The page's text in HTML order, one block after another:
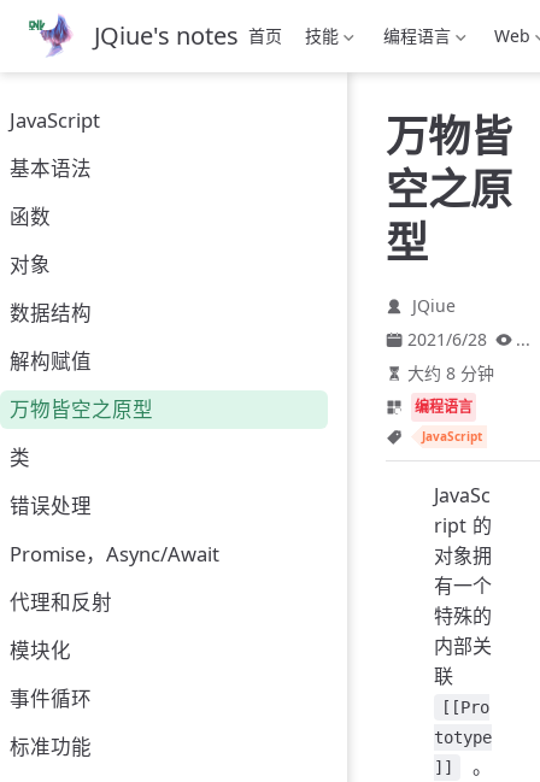
跳
主
內
容
JQiue's notes 首页 技能 编程语言 Web
JavaScript
基本语法
函数
对象
数据结构
解构赋值
万物皆空之原型
类
错误处理
Promise，Async/Await
代理和反射
模块化
事件循环
标准功能
万物皆
空之原
型
JQiue
2021/6/28
...
大约 8 分钟
编程语言
JavaScript
JavaSc
ript 的
对象拥
有一个
特殊的
内部关
联
[[Pro
totype
]]
。